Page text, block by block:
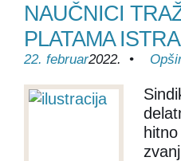
NAUČNICI
PLATAMA
22. februar2022. •